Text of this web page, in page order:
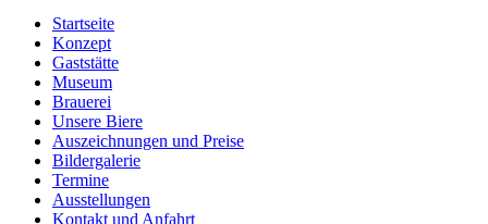
Startseite
Konzept
Gaststätte
Museum
Brauerei
Unsere Biere
Auszeichnungen und Preise
Bildergalerie
Termine
Ausstellungen
Kontakt und Anfahrt